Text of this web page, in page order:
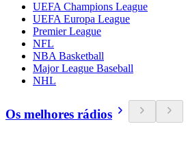
UEFA Champions League
UEFA Europa League
Premier League
NFL
NBA Basketball
Major League Baseball
NHL
Os melhores rádios